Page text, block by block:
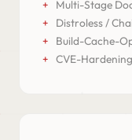
Multi-Stage
Distroless /
Build-Cache-
CVE-Hardening